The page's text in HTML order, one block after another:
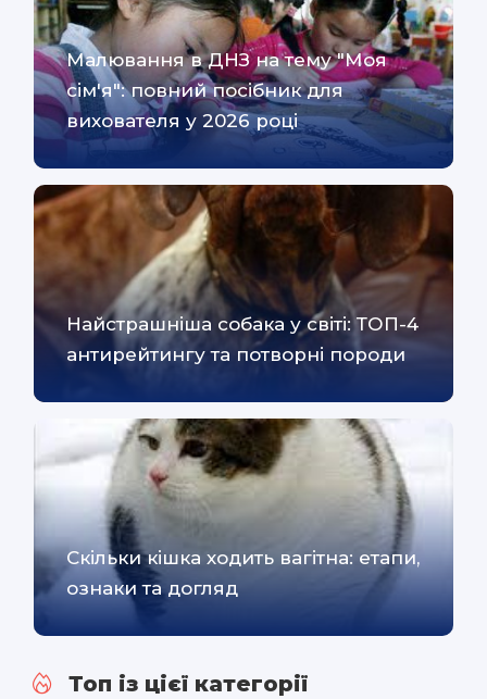
Малювання в ДНЗ на тему "Моя
сім'я": повний посібник для
вихователя у 2026 році
Найстрашніша собака у світі: ТОП-4
антирейтингу та потворні породи
Скільки кішка ходить вагітна: етапи,
ознаки та догляд
Топ із цієї категорії